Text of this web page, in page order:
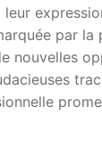
par la
nouvelles